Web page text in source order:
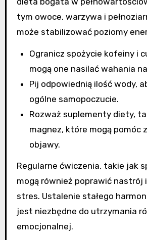
tym owoce, warzywa i
może stabilizować poziomy
Ogranicz spożycie kofeiny i
mogą one nasilać wahania
Pij odpowiednią ilość wody,
ogólne samopoczucie.
Rozważ suplementy diety,
magnez, które mogą pomóc
objawy.
Regularne ćwiczenia, takie jak
mogą również poprawić nastrój
stres. Ustalenie stałego
jest niezbędne do utrzymania
emocjonalnej.